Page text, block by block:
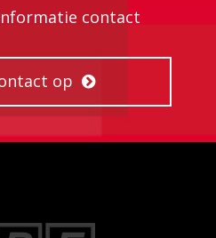
contact
op